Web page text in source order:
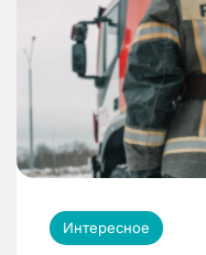
Интересное